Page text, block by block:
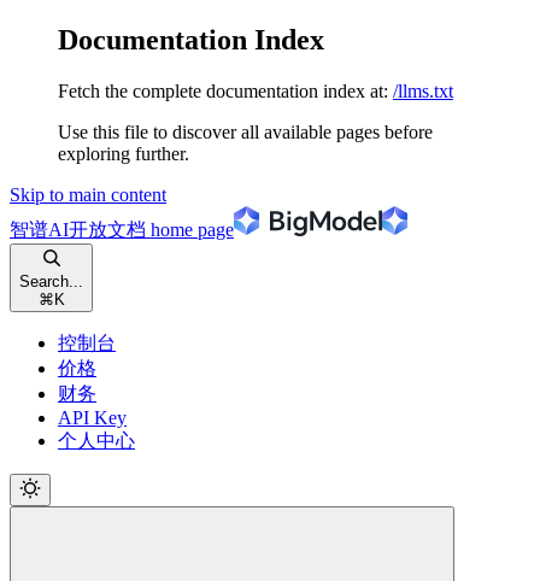
Documentation Index
Fetch the complete documentation index at: /llms.txt
Use this file to discover all available pages before
exploring further.
Skip to main content
智谱AI开放文档 home page
Search...
⌘ K
控制台
价格
财务
API Key
个人中心